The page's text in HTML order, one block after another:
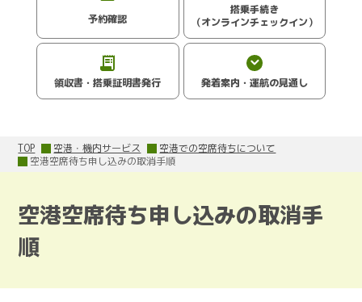
予約確認
搭乗手続き
（オンラインチェックイン）
領収書・搭乗証明書発行 発着案内・運航の見通し
TOP 空港・機内サービス
空港での空席待ちについて
空港空席待ち申し込みの取消手順
空港空席待ち申し込みの取消手
順